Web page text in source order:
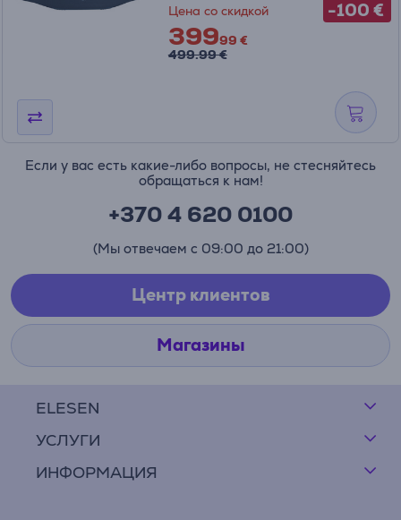
-100 €
Цена со скидкой
39999 €
499.99 €
ELESEN
УСЛУГИ
ИНФОРМАЦИЯ
Если у вас есть какие-либо вопросы, не стесняйтесь
обращаться к нам!
+370 4 620 0100
(Мы отвечаем с 09:00 до 21:00)
Центр клиентов
Магазины